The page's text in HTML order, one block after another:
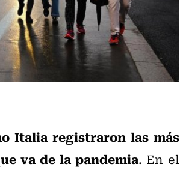
Italia registraron las más
va de la pandemia. En el